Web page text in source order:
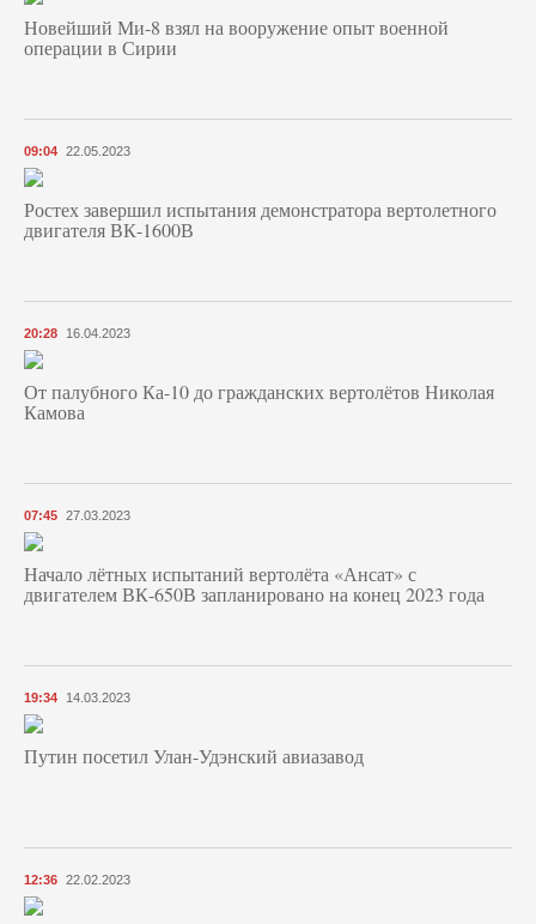
Новейший Ми-8 взял на вооружение опыт военной
операции в Сирии
09:04 22.05.2023
Ростех завершил испытания демонстратора вертолетного
двигателя ВК-1600В
20:28 16.04.2023
От палубного Ка-10 до гражданских вертолётов Николая
Камова
07:45 27.03.2023
Начало лётных испытаний вертолёта «Ансат» с
двигателем ВК-650В запланировано на конец 2023 года
19:34 14.03.2023
Путин посетил Улан-Удэнский авиазавод
12:36 22.02.2023